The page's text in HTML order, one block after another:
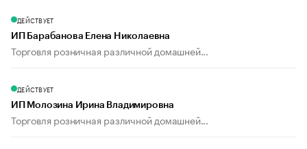
ДЕЙСТВУЕТ
ИП Барабанова Елена Николаевна
Торговля розничная различной домашней...
ДЕЙСТВУЕТ
ИП Молозина Ирина Владимировна
Торговля розничная различной домашней...